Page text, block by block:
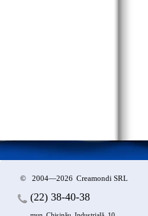
© 2004—2026 Creamondi SRL
(22) 38-40-38